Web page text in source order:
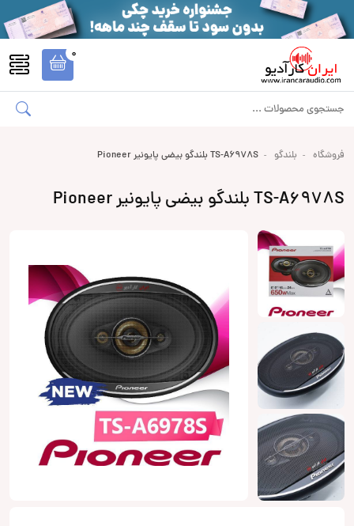
0
فروشگاه بلندگو TS-A6978S بلندگو بیضی پایونیر Pioneer
TS-A6978S بلندگو بیضی پایونیر Pioneer